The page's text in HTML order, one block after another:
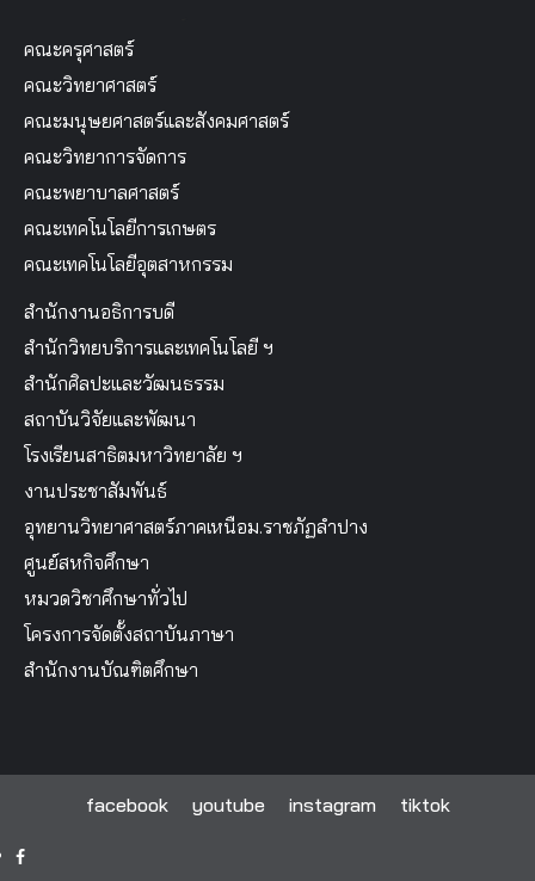
คณะครุศาสตร์
คณะวิทยาศาสตร์
คณะมนุษยศาสตร์และสังคมศาสตร์
คณะวิทยาการจัดการ
คณะพยาบาลศาสตร์
คณะเทคโนโลยีการเกษตร
คณะเทคโนโลยีอุตสาหกรรม
สำนักงานอธิการบดี
สำนักวิทยบริการและเทคโนโลยี ฯ
สำนักศิลปะและวัฒนธรรม
สถาบันวิจัยและพัฒนา
โรงเรียนสาธิตมหาวิทยาลัย ฯ
งานประชาสัมพันธ์
อุทยานวิทยาศาสตร์ภาคเหนือม.ราชภัฏลำปาง
ศูนย์สหกิจศึกษา
หมวดวิชาศึกษาทั่วไป
โครงการจัดตั้งสถาบันภาษา
สำนักงานบัณฑิตศึกษา
facebook youtube instagram tiktok
facebook